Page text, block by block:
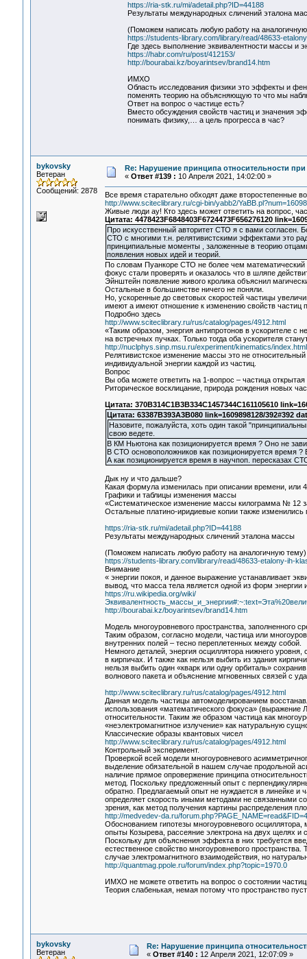
https://ria-stk.ru/mi/adetail.php?ID=44188
Результаты международных сличений эталона
(Поможем написать любую работу на
https://students-library.com/library/read/48633-
Где здесь выполнение эквивалентности массы и
https://habr.com/ru/post/412153/
http://bourabai.kz/boyarintsev/brand14.htm
ИМХО
Область исследования физики это эффекты и
поменять теорию на объясняющую то что мы
Ответ на вопрос о частице есть?
Вместо обсуждения свойств частиц и значения
понимать физику,… а цель прогресса в час?
bykovsky
Ветеран
Сообщений: 2878
Re: Нарушение принципа относительности
« Ответ #139 : 10 Апреля 2021, 14:02:00 »
Все время старательно обходят даже второстепенные
http://www.sciteclibrary.ru/cgi-bin/yabb2/
Живые люди ау! Кто здесь может ответить на вопрос,
Цитата: 4478423F6848403F6724473F656276120
Про искусственный авторитет СТО я с вами согласен.
СТО с многими т.н. релятивистскими эффектами это
принципиальные моменты , заложенные в теорию
появления новых идей и теорий.
По словам Пуанкоре СТО не более чем
фокус стали проверять и оказалось что в шляпе
Эйнштейн появление живого кролика объяснил
Остальные в большинстве ничего не поняли.
Но, ускоренные до световых скоростей частицы
имеют а имеют отношение к изменению свойств частиц
Подробно здесь
http://www.sciteclibrary.ru/rus/catalog/pages/4912.html
«Таким образом, энергия антипротонов в ускорителе
на встречных пучках. Только тогда оба ускорителя
http://nuclphys.sinp.msu.ru/experiment/kinematics/
Релятивистское изменение массы это не
индивидуальной энергии каждой из частиц.
Вопрос
Вы оба можете ответить на 1-вопрос – частица
Риторическое восклицание, природа рождения новых
Цитата: 370B314C1B3B334C1457344C161105610
Цитата: 63387B393A3B080 link=1609898128/392#392
Назовите, пожалуйста, хоть один такой
свою ведете.
В КМ Ньютона как позиционируется время ? Оно не
В СТО основоположников как позиционируется время
А как позиционируется время в научпоп. пересказах
Дык ну и что дальше?
Какая формула изменилась при описании времени, или
Графики и таблицы изменения массы
«Систематическое изменение массы килограмма № 12
Остальные платино-иридиевые копии также
https://ria-stk.ru/mi/adetail.php?ID=44188
Результаты международных сличений эталона массы
(Поможем написать любую работу на аналогичную тему)
https://students-library.com/library/read/48633-etalony-ih-
Внимание
« энергии покоя, и данное выражение устанавливает
вывод, что масса тела является одной из форм
https://ru.wikipedia.org/wiki/
http://bourabai.kz/boyarintsev/brand14.htm
Модель многоуровневого пространства, заполненного
Таким образом, согласно модели, частица или
внутренних полей – тесно переплетенных между собой.
Немного деталей, энергия осциллятора нижнего
в кирпичах. И также как нельзя выбить из здания
нельзя выбить один «кварк или одну орбиталь»
волнового пакета и объяснение мгновенных связей с
http://www.sciteclibrary.ru/rus/catalog/pages/4912.html
Данная модель частицы автомоделированием
использования «математического фокуса» (выражение
относительности. Таким же образом частица как
«неэлектромагнитное излучение» как натуральную
Классические образы квантовых чисел
http://www.sciteclibrary.ru/rus/catalog/pages/4912.html
Контрольный эксперимент.
Проверкой всей модели многоуровневого
выделение обязательной в нашем случае продольной
наличие прямое опровержение принципа
метод. Поскольку предложенный опыт с
обратно. Предлагаемый опыт не нуждается в линейке и
определяет скорость иными методами не связанными
зрения, как метод получения картины распределения
http://medvedev-da.ru/
Обоснованием гипотезы многоуровневого осциллятора,
опыты Козырева, рассеяние электрона на двух щелях
Поскольку для объяснения эффекта в них требуется
естественное свойство многоуровневого
случае электромагнитного взаимодействия, но
http://quantmag.ppole.ru/forum/index.php?topic=1970.0
ИМХО не можете ответить на вопрос о состоянии
Теория слабенькая, немая потому что пространство
bykovsky
Ветеран
Re: Нарушение принципа
« Ответ #140 : 12 Апреля 2021, 12:07:09 »